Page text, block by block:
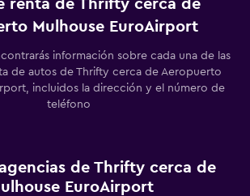
renta de Thrifty cerca de
Mulhouse EuroAirport
información sobre cada una de las
de autos de Thrifty cerca de Aeropuerto
incluidos la dirección y el número de
teléfono
de Thrifty cerca de
EuroAirport